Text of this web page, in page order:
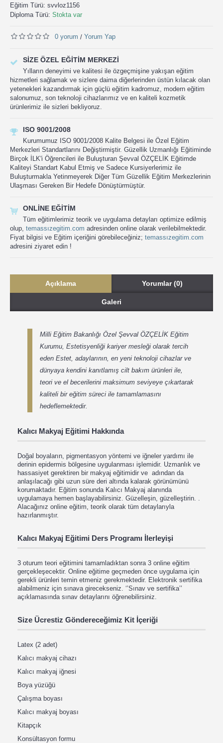
Eğitim Türü: svvloz1156
Diploma Türü: Stokta var
0 yorum / Yorum Yap
SIZE ÖZEL EĞITIM MERKEZI
Yılların deneyimi ve kalitesi ile özgeçmişine yakışan eğitim
hizmetleri sağlamak ve sizlere daima diğerlerinden üstün kılacak olan
yetenekleri kazandırmak için güçlü eğitim kadromuz, modern eğitim
salonumuz, son teknoloji cihazlarımız ve en kaliteli kozmetik
ürünlerimiz ile sizleri bekliyoruz.
ISO 9001/2008
Kurumumuz ISO 9001/2008 Kalite Belgesi ile Özel Eğitim
Merkezleri Standartlarını Değiştirmiştir. Güzellik Uzmanlığı Eğitiminde
Birçok İLK'i Öğrencileri ile Buluşturan Şevval ÖZÇELİK Eğitimde
Kaliteyi Standart Kabul Etmiş ve Sadece Kursiyerlerimiz ile
Buluşturmakla Yetinmeyerek Diğer Tüm Güzellik Eğitim Merkezlerinin
Ulaşması Gereken Bir Hedefe Dönüştürmüştür.
ONLINE EĞITIM
Tüm eğitimlerimiz teorik ve uygulama detayları optimize edilmiş
olup, temassızegitim.com adresinden online olarak verilebilmektedir.
Fiyat bilgisi ve Eğitim içeriğini görebileceğiniz; temassızegitim.com
adresini ziyaret edin !
Açıklama Yorumlar (0)
Galeri
Milli Eğitim Bakanlığı Özel Şevval ÖZÇELİK Eğitim
Kurumu, Estetisyenliği kariyer mesleği olarak tercih
eden Estet, adaylarının, en yeni teknoloji cihazlar ve
dünyaya kendini kanıtlamış cilt bakım ürünleri ile,
teori ve el becerilerini maksimum seviyeye çıkartarak
kaliteli bir eğitim süreci ile tamamlamasını
hedeflemektedir.
Kalıcı Makyaj Eğitimi Hakkında
Doğal boyaların, pigmentasyon yöntemi ve iğneler yardımı ile
derinin epidermis bölgesine uygulanması işlemidir. Uzmanlık ve
hassasiyet gerektiren bir makyaj eğitimidir ve adından da
anlaşılacağı gibi uzun süre deri altında kalarak görünümünü
korumaktadır. Eğitim sonunda Kalıcı Makyaj alanında
uygulamaya hemen başlayabilirsiniz. Güzelleşin, güzelleştirin. .
Alacağınız online eğitim, teorik olarak tüm detaylarıyla
hazırlanmıştır.
Kalıcı Makyaj Eğitimi Ders Programı İlerleyişi
3 oturum teori eğitimini tamamladıktan sonra 3 online eğitim
gerçekleşecektir. Online eğitime geçmeden önce uygulama için
gerekli ürünleri temin etmeniz gerekmektedir. Elektronik sertifika
alabilmeniz için sınava girecekseniz. ‘’Sınav ve sertifika’’
açıklamasında sınav detaylarını öğrenebilirsiniz.
Size Ücrestiz Göndereceğimiz Kit İçeriği
Latex (2 adet)
Kalıcı makyaj cihazı
Kalıcı makyaj iğnesi
Boya yüzüğü
Çalışma boyası
Kalıcı makyaj boyası
Kitapçık
Konsültasyon formu